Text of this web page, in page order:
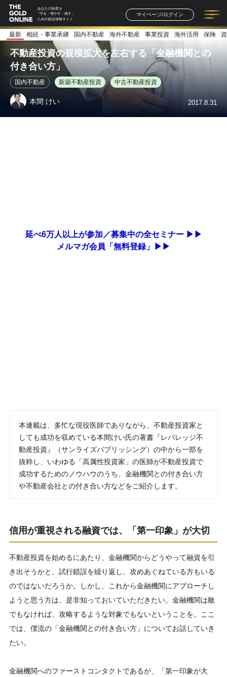
あなたの財産を
「守る・増やす・残す」
ための総合情報サイト
マイページ/ログイン
記事一覧 連載一覧
著者一覧 書籍一覧
最新 相続・事業承継 国内不動産 海外不動産 事業投資 海外活用 保険
不動産投資の規模拡大を左右する「金融機関との
付き合い方」
国内不動産 新築不動産投資 中古不動産投資
本間 けい 2017.8.31
延べ6万人以上が参加／募集中の全セミナー ▶▶
メルマガ会員「無料登録」▶▶
本連載は、多忙な現役医師でありながら、不動産投資家と
しても成功を収めている本間けい氏の著書『レバレッジ不
動産投資』（サンライズパブリッシング）の中から一部を
抜粋し、いわゆる「高属性投資家」の医師が不動産投資で
成功するためのノウハウのうち、金融機関との付き合い方
や不動産会社との付き合い方などをご紹介します。
信用が重視される融資では、「第一印象」が大切
不動産投資を始めるにあたり、金融機関からどうやって融資を引
き出そうかと、試行錯誤を繰り返し、攻めあぐねている方もいる
のではないだろうか。しかし、これから金融機関にアプローチし
ようと思う方は、是非知っておいていただきたい。金融機関は敵
でもなければ、攻略するような対象でもないということを。ここ
では、僕流の「金融機関との付き合い方」についてお話していき
たい。
金融機関へのファーストコンタクトであるが、「第一印象が大